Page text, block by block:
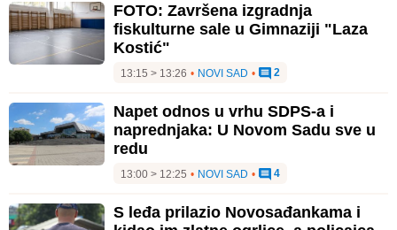
FOTO: Završena izgradnja
fiskulturne sale u Gimnaziji "Laza
Kostić"
13:15 > 13:26 • NOVI SAD • 2
Napet odnos u vrhu SDPS-a i
naprednjaka: U Novom Sadu sve u
redu
13:00 > 12:25 • NOVI SAD • 4
S leđa prilazio Novosađankama i